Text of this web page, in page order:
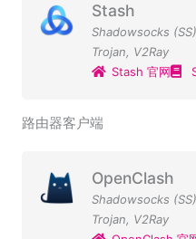
Stash
Shadowsocks (SS)
Trojan, V2Ray
Stash 官网
路由器客户端
OpenClash
Shadowsocks (SS)
Trojan, V2Ray